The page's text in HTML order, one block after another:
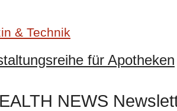
& Technik
für Apotheken
NEWS